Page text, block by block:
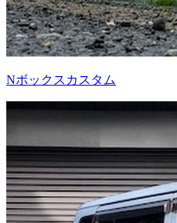
Nボックスカスタム